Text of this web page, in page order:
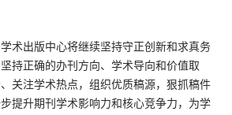
术出版中心将继续坚持守正创新和求真务
持正确的办刊方向、学术导向和价值取
关注学术热点，组织优质稿源，狠抓稿件
提升期刊学术影响力和核心竞争力，为学